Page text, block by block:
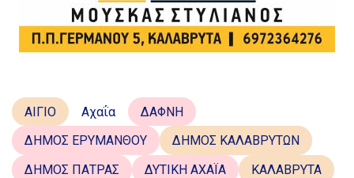
ΑΙΓΙΟ Αχαΐα
ΔΑΦΝΗ
ΔΗΜΟΣ ΕΡΥΜΑΝΘΟΥ
ΔΗΜΟΣ ΚΑΛΑΒΡΥΤΩΝ
ΔΗΜΟΣ ΠΑΤΡΑΣ
ΔΥΤΙΚΗ ΑΧΑΪΑ
ΚΑΛΑΒΡΥΤΑ